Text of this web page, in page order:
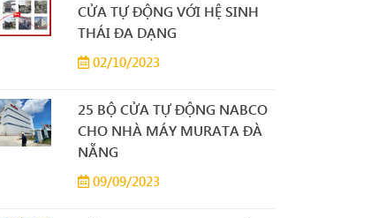
CỬA TỰ ĐỘNG VỚI HỆ SINH
THÁI ĐA DẠNG
02/10/2023
25 BỘ CỬA TỰ ĐỘNG NABCO
CHO NHÀ MÁY MURATA ĐÀ
NẴNG
09/09/2023